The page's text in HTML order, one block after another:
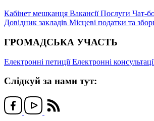
Кабінет мешканця ВакансіїПослуги Чат-
Довідник закладів Місцеві податки та
ГРОМАДСЬКА УЧАСТЬ
Електронні петиціїЕлектронні
Слідкуй за нами тут: